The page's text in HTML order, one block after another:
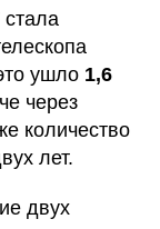
ушло 1,6
через
количество
лет.
двух